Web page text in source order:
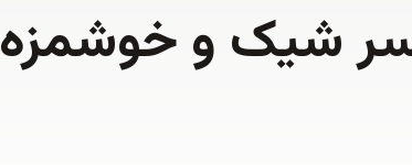
دسر شیک و خوشمزه